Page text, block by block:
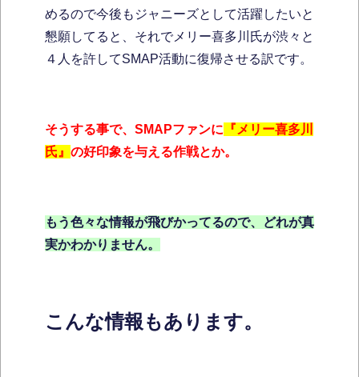
めるので今後もジャニーズとして活躍したいと
懇願してると、それでメリー喜多川氏が渋々と
４人を許してSMAP活動に復帰させる訳です。
そうする事で、SMAPファンに 『メリー喜多川
氏』 の好印象を与える作戦とか。
もう色々な情報が飛びかってるので、どれが真
実かわかりません。
こんな情報もあります。